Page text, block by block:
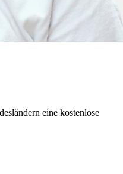
eine kostenlose